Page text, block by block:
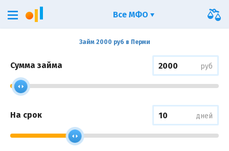
Займ 2000 руб в Перми
Сумма займа руб
На срок дней
Все МФО